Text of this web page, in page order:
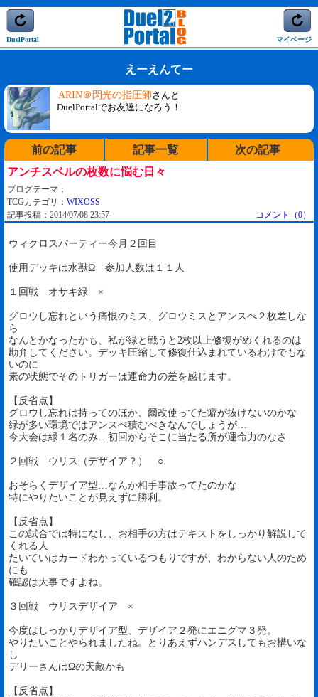
DuelPortal マイページ
えーえんてー
ARIN＠閃光の指圧師さんと
DuelPortalでお友達になろう！
前の記事 記事一覧
次の記事
アンチスペルの枚数に悩む日々
ブログテーマ：
TCGカテゴリ： WIXOSS
記事投稿：2014/07/08 23:57
コメント（0）
ウィクロスパーティー今月２回目
使用デッキは水獣Ω 参加人数は１１人
１回戦 オサキ緑 ×
グロウし忘れという痛恨のミス、グロウミスとアンスぺ２枚差しな
ら
なんとかなったかも、私が緑と戦うと2枚以上修復がめくれるのは
勘弁してください。デッキ圧縮して修復仕込まれているわけでもな
いのに
素の状態でそのトリガーは運命力の差を感じます。
【反省点】
グロウし忘れは持ってのほか、爾改使ってた癖が抜けないのかな
緑が多い環境ではアンスぺ積むべきなんでしょうが…
今大会は緑１名のみ…初回からそこに当たる所が運命力のなさ
２回戦 ウリス（デザイア？） ○
おそらくデザイア型…なんか相手事故ってたのかな
特にやりたいことが見えずに勝利。
【反省点】
この試合では特になし、お相手の方はテキストをしっかり解説して
くれる人
たいていはカードわかっているつもりですが、わからない人のため
にも
確認は大事ですよね。
３回戦 ウリスデザイア ×
今度はしっかりデザイア型、デザイア２発にエニグマ３発。
やりたいことやられましたね。とりあえずハンデスしてもお構いな
し
デリーさんはΩの天敵かも
【反省点】